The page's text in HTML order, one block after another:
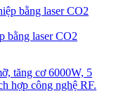
bằng laser CO2